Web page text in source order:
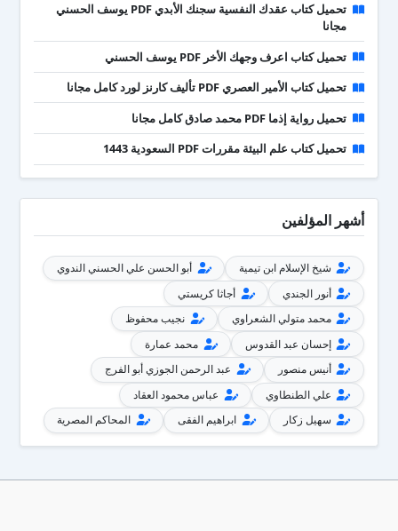
تحميل كتاب عقدك النفسية سجنك الأبدي PDF يوسف الحسني
مجانا
تحميل كتاب اعرف وجهك الأخر PDF يوسف الحسني
تحميل كتاب الأمير العصري PDF تأليف كارنز لورد كامل مجانا
تحميل رواية إذما PDF محمد صادق كامل مجانا
تحميل كتاب علم البيئة مقررات PDF السعودية 1443
أشهر المؤلفين
شيخ الإسلام ابن تيمية
أبو الحسن علي الحسني الندوي
أنور الجندي
أجاثا كريستي
محمد متولي الشعراوي
نجيب محفوظ
إحسان عبد القدوس
محمد عمارة
أنيس منصور
عبد الرحمن الجوزي أبو الفرج
علي الطنطاوي
عباس محمود العقاد
سهيل زكار
ابراهيم الفقى المحاكم المصرية